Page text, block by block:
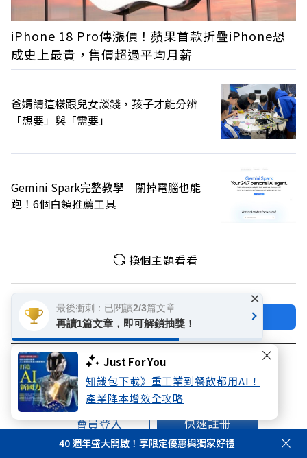
Just For You
知識包下載》重工業到餐飲都用AI！
產業降本增效全攻略
iPhone 18 Pro傳漲價！蘋果首款折疊iPhone恐
成史上最貴，售價超過平均月薪
爸媽請這樣跟兒女談錢，孩子才能分辨
「想要」與「需要」
Gemini Spark完整教學｜關掉電腦也能
跑！6個白領推薦工具
換個主題看看
加好友
登入網站會員
享受更多個人化的會員服務
會員登入 快速註冊
40 週年盛大開啟！享限定優惠與獨家好禮
最後衝刺：已閱讀2/3篇文章
再讀1篇文章，即可解鎖抽獎！
×